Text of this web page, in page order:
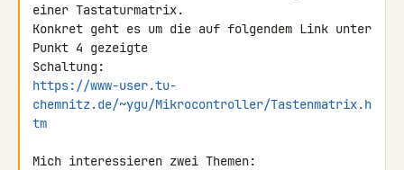
einer Tastaturmatrix.
Konkret geht es um die auf folgendem Link unter
Punkt 4 gezeigte
https://www-user.tu-
chemnitz.de/~ygu/Mikrocontroller/Tastenmatrix.h
tm
Mich interessieren zwei Themen: